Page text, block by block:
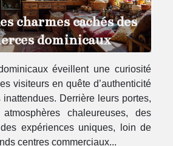
charmes cachés des
dominicaux
éveillent une curiosité
visiteurs en quête d’authenticité
Derrière leurs portes,
chaleureuses, des
expériences uniques, loin de
centres commerciaux...